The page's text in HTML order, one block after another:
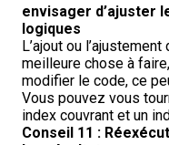
envisager d’ajuster
logiques
L’ajout ou
meilleure chose à
modifier le code, ce
Vous pouvez vous
index couvrant et un
Conseil 11 :